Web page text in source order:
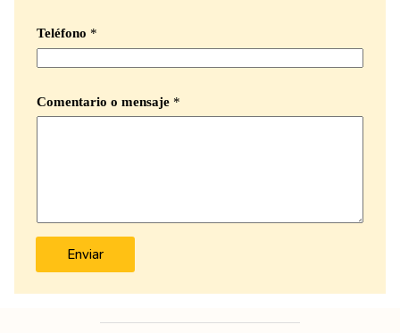
T
e
l
f
o
Teléfono *
Comentario o mensaje *
Enviar
l